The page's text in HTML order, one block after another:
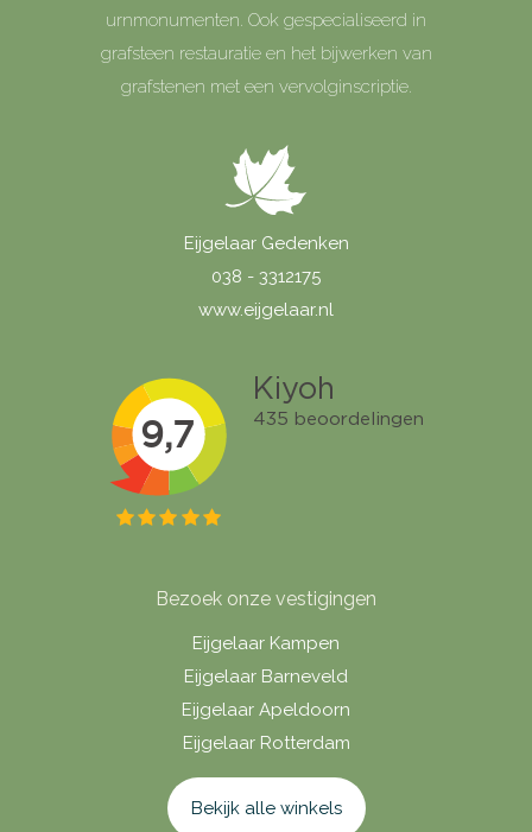
urnmonumenten. Ook gespecialiseerd in
grafsteen restauratie en het bijwerken van
grafstenen met een vervolginscriptie.
Eijgelaar Gedenken
038 - 3312175
www.eijgelaar.nl
Bezoek onze vestigingen
Eijgelaar Kampen
Eijgelaar Barneveld
Eijgelaar Apeldoorn
Eijgelaar Rotterdam
Bekijk alle winkels